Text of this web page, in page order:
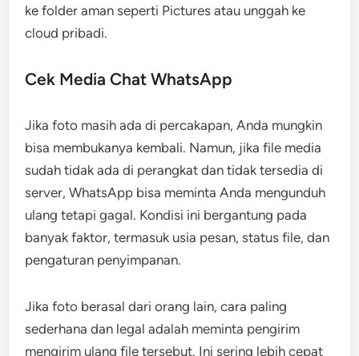
ke folder aman seperti Pictures atau unggah ke
cloud pribadi.
Cek Media Chat WhatsApp
Jika foto masih ada di percakapan, Anda mungkin
bisa membukanya kembali. Namun, jika file media
sudah tidak ada di perangkat dan tidak tersedia di
server, WhatsApp bisa meminta Anda mengunduh
ulang tetapi gagal. Kondisi ini bergantung pada
banyak faktor, termasuk usia pesan, status file, dan
pengaturan penyimpanan.
Jika foto berasal dari orang lain, cara paling
sederhana dan legal adalah meminta pengirim
mengirim ulang file tersebut. Ini sering lebih cepat